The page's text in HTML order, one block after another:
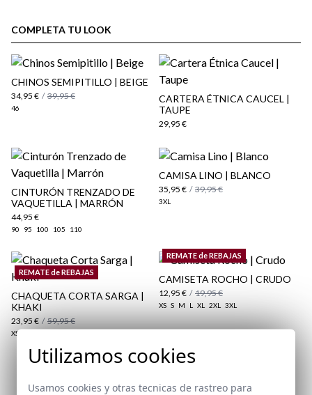
Paquetes y envíos
cliente
COMPLETA TU LOOK
CHINOS SEMIPITILLO | BEIGE
34,95 € / 39,95 €
46
CARTERA ÉTNICA CAUCEL |
TAUPE
29,95 €
CINTURÓN TRENZADO DE
VAQUETILLA | MARRÓN
44,95 €
90 95 100 105 110
CAMISA LINO | BLANCO
35,95 € / 39,95 €
3XL
REMATE de REBAJAS
CHAQUETA CORTA SARGA |
KHAKI
23,95 € / 59,95 €
XS
REMATE de REBAJAS
CAMISETA ROCHO | CRUDO
12,95 € / 19,95 €
XS S M L XL 2XL 3XL
Suscríbete a nuestra Newsletter
Utilizamos cookies
Usamos cookies y otras tecnicas de rastreo para